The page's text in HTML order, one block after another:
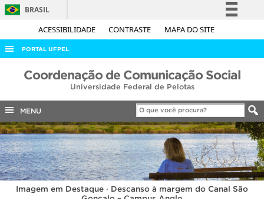
ACESSIBILIDADE CONTRASTE MAPA DO SITE
BRASIL
Simplifique!
Acesso à informação
Legislação
Canais
PORTAL UFPEL
ACESSO À INFORMAÇÃO
COBALTO
CONCURSOS
EDITAIS
INTERNACIONAL
OUVIDORIA
Coordenação de Comunicação Social
Universidade Federal de Pelotas
MENU
Imagem em Destaque · Descanso à margem do Canal São
Gonçalo – Campus Anglo